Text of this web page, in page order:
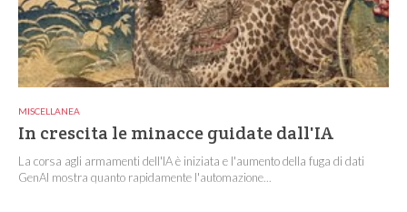
MISCELLANEA
In crescita le minacce guidate dall'IA
La corsa agli armamenti dell'IA è iniziata e l'aumento della fuga di dati
GenAI mostra quanto rapidamente l'automazione...